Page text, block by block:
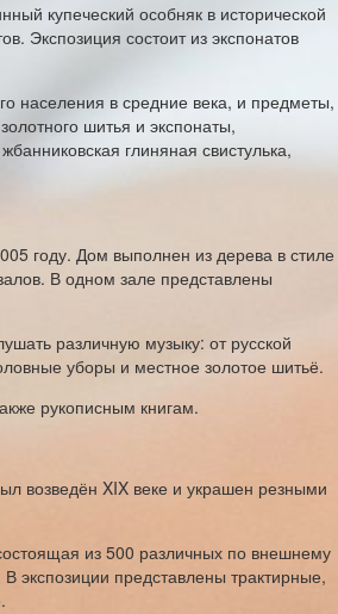
купеческий особняк в исторической
Экспозиция состоит из экспонатов
населения в средние века, и предметы,
шитья и экспонаты,
глиняная свистулька,
году. Дом выполнен из дерева в стиле
В одном зале представлены
различную музыку: от русской
уборы и местное золотое шитьё.
рукописным книгам.
возведён XIX веке и украшен резными
из 500 различных по внешнему
экспозиции представлены трактирные,